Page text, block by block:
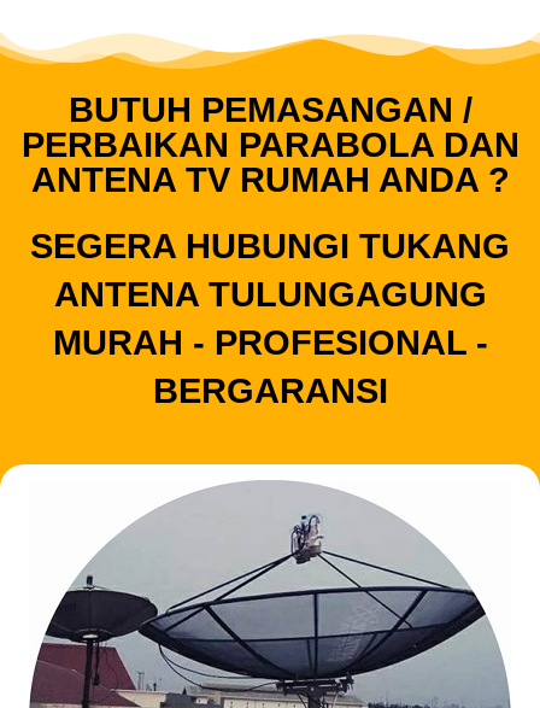
BUTUH PEMASANGAN /
PERBAIKAN PARABOLA DAN
ANTENA TV RUMAH ANDA ?
SEGERA HUBUNGI TUKANG
ANTENA TULUNGAGUNG
MURAH - PROFESIONAL -
BERGARANSI